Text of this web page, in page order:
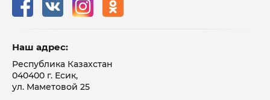
Наш адрес:
Республика Казахстан
040400 г. Есик,
ул. Маметовой 25